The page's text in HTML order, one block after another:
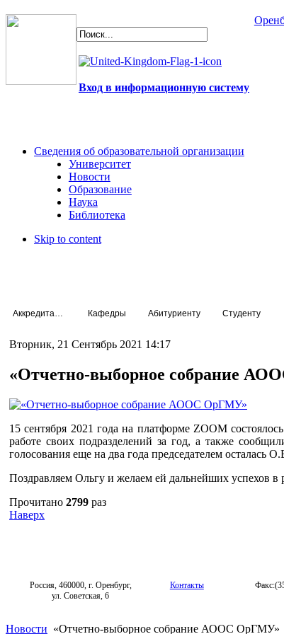
Вход в информационную систему
Сведения об образовательной организации
Университет
Новости
Образование
Наука
Библиотека
Skip to content
Кафедры Абитуриенту Студенту
Вторник, 21 Сентябрь 2021 14:17
«Отчетно-выборное собрание
15 сентября 2021 года на платформе ZOOM
работе своих подразделений за год, а также
голосования еще на два года председателем осталась
Поздравляем Ольгу и желаем ей дальнейших успехов в
Прочитано 2799 раз
Наверх
Россия, 460000, г. Оренбург,
ул. Советская, 6
Контакты
Новости «Отчетно-выборное собрание АООС ОрГМУ»